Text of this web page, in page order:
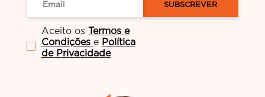
Aceito os Termos e
Condições e Política
de Privacidade
SUBSCREVER